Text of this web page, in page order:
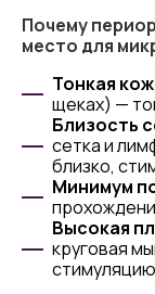
Почему
место для
Тонкая
щеках) —
Близость
сетка и
близко,
Минимум
Высокая
круговая
стимуляцию